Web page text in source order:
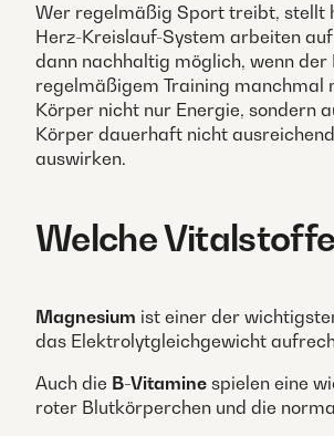
Wer regelmäßig Sport treibt, stellt
Herz-Kreislauf-System arbeiten
dann nachhaltig möglich, wenn
regelmäßigem Training manchmal
Körper nicht nur Energie, sondern
Körper dauerhaft nicht
auswirken.
Welche
Magnesium ist einer der
das Elektrolytgleichgewicht
Auch die B-Vitamine spielen eine
roter Blutkörperchen und die